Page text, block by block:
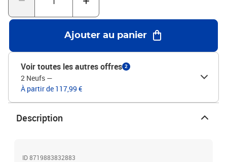
Ajouter au panier
Voir toutes les autres offres 2
2 Neufs —
À partir de 117,99 €
Description
ID 8719883832883